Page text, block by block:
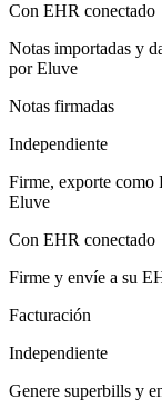
Con EHR conectado
Notas importadas y
por Eluve
Notas firmadas
Independiente
Firme, exporte como
Eluve
Con EHR conectado
Firme y envíe a su
Facturación
Independiente
Genere superbills y